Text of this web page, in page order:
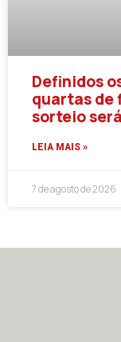
Definidos
quartas de
sorteio
LEIA MAIS »
7 de agosto de 2026